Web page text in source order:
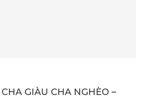
GIÀU CHA NGHÈO –